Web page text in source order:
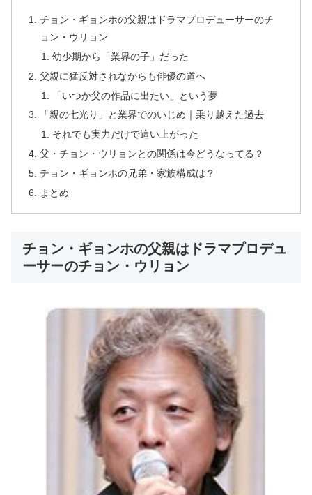
チョン・ギョンホの父親はドラマプロデューサーのチ
ョン・ウリョン
幼少期から「業界の子」だった
父親に猛反対されながらも俳優の道へ
「いつか父の作品に出たい」という夢
「親の七光り」と業界でのいじめ｜乗り越えた過去
それでも実力だけで這い上がった
父・チョン・ウリョンとの関係は今どうなってる？
チョン・ギョンホの兄弟・家族構成は？
まとめ
チョン・ギョンホの父親はドラマプロデュ
ーサーのチョン・ウリョン